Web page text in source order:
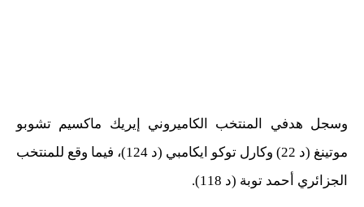
وسجل هدفي المنتخب الكاميروني إيريك ماكسيم تشوبو
موتينغ (د 22) وكارل توكو ايكامبي (د 124)، فيما وقع للمنتخب
الجزائري أحمد توبة (د 118).